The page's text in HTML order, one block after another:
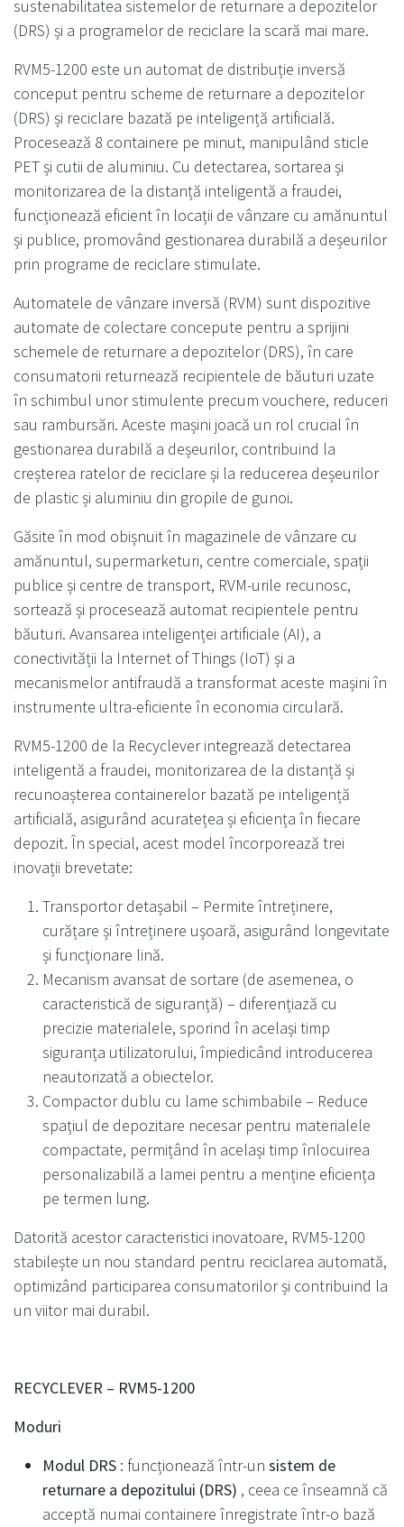
sustenabilitatea sistemelor de returnare a depozitelor
(DRS) și a programelor de reciclare la scară mai mare.
RVM5-1200 este un automat de distribuție inversă
conceput pentru scheme de returnare a depozitelor
(DRS) și reciclare bazată pe inteligență artificială.
Procesează 8 containere pe minut, manipulând sticle
PET și cutii de aluminiu. Cu detectarea, sortarea și
monitorizarea de la distanță inteligentă a fraudei,
funcționează eficient în locații de vânzare cu amănuntul
și publice, promovând gestionarea durabilă a deșeurilor
prin programe de reciclare stimulate.
Automatele de vânzare inversă (RVM) sunt dispozitive
automate de colectare concepute pentru a sprijini
schemele de returnare a depozitelor (DRS), în care
consumatorii returnează recipientele de băuturi uzate
în schimbul unor stimulente precum vouchere, reduceri
sau rambursări. Aceste mașini joacă un rol crucial în
gestionarea durabilă a deșeurilor, contribuind la
creșterea ratelor de reciclare și la reducerea deșeurilor
de plastic și aluminiu din gropile de gunoi.
Găsite în mod obișnuit în magazinele de vânzare cu
amănuntul, supermarketuri, centre comerciale, spații
publice și centre de transport, RVM-urile recunosc,
sortează și procesează automat recipientele pentru
băuturi. Avansarea inteligenței artificiale (AI), a
conectivității la Internet of Things (IoT) și a
mecanismelor antifraudă a transformat aceste mașini în
instrumente ultra-eficiente în economia circulară.
RVM5-1200 de la Recyclever integrează detectarea
inteligentă a fraudei, monitorizarea de la distanță și
recunoașterea containerelor bazată pe inteligență
artificială, asigurând acuratețea și eficiența în fiecare
depozit. În special, acest model încorporează trei
inovații brevetate:
Transportor detașabil – Permite întreținere,
curățare și întreținere ușoară, asigurând longevitate
și funcționare lină.
Mecanism avansat de sortare (de asemenea, o
caracteristică de siguranță) – diferențiază cu
precizie materialele, sporind în același timp
siguranța utilizatorului, împiedicând introducerea
neautorizată a obiectelor.
Compactor dublu cu lame schimbabile – Reduce
spațiul de depozitare necesar pentru materialele
compactate, permițând în același timp înlocuirea
personalizabilă a lamei pentru a menține eficiența
pe termen lung.
Datorită acestor caracteristici inovatoare, RVM5-1200
stabilește un nou standard pentru reciclarea automată,
optimizând participarea consumatorilor și contribuind la
un viitor mai durabil.
RECYCLEVER – RVM5-1200
Moduri
Modul DRS : funcționează într-un sistem de
returnare a depozitului (DRS) , ceea ce înseamnă că
acceptă numai containere înregistrate într-o bază